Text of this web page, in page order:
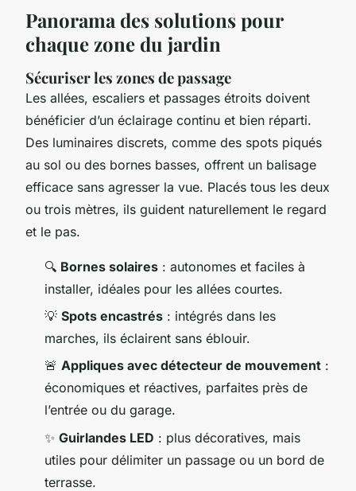
Panorama des solutions pour
chaque zone du jardin
Sécuriser les zones de passage
Les allées, escaliers et passages étroits doivent
bénéficier d’un éclairage continu et bien réparti.
Des luminaires discrets, comme des spots piqués
au sol ou des bornes basses, offrent un balisage
efficace sans agresser la vue. Placés tous les deux
ou trois mètres, ils guident naturellement le regard
et le pas.
🔍 Bornes solaires : autonomes et faciles à
installer, idéales pour les allées courtes.
💡 Spots encastrés : intégrés dans les
marches, ils éclairent sans éblouir.
🚨 Appliques avec détecteur de mouvement :
économiques et réactives, parfaites près de
l’entrée ou du garage.
✨ Guirlandes LED : plus décoratives, mais
utiles pour délimiter un passage ou un bord de
terrasse.